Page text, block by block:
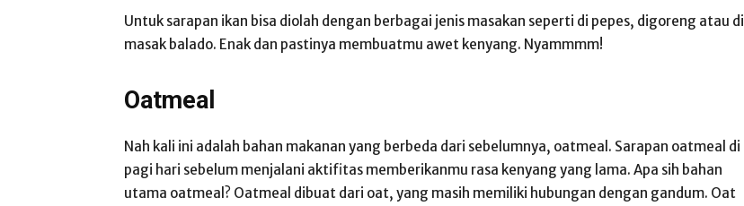
Untuk sarapan ikan bisa diolah dengan berbagai jenis masakan seperti di pepes, digoreng atau di
masak balado. Enak dan pastinya membuatmu awet kenyang. Nyammmm!
Oatmeal
Nah kali ini adalah bahan makanan yang berbeda dari sebelumnya, oatmeal. Sarapan oatmeal di
pagi hari sebelum menjalani aktifitas memberikanmu rasa kenyang yang lama. Apa sih bahan
utama oatmeal? Oatmeal dibuat dari oat, yang masih memiliki hubungan dengan gandum. Oat